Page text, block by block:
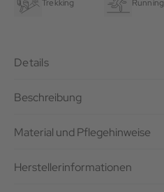
Trekking Running
Details
Beschreibung
Material und Pflegehinweise
Herstellerinformationen